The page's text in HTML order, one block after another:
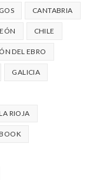
CANTABRIA
CHILE
DEL EBRO
GALICIA
RIOJA